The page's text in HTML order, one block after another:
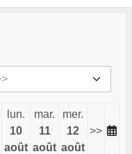
lun.
10
août
mar.
11
août
mer.
12
août
>>